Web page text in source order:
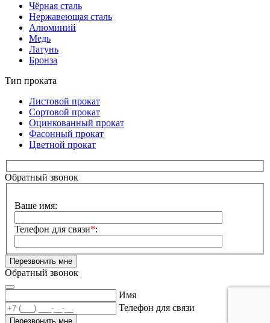
Чёрная сталь
Нержавеющая сталь
Алюминий
Медь
Латунь
Бронза
Тип проката
Листовой прокат
Сортовой прокат
Оцинкованный прокат
Фасонный прокат
Цветной прокат
Обратный звонок
Ваше имя:
Телефон для связи*:
Обратный звонок
Имя
Телефон для связи